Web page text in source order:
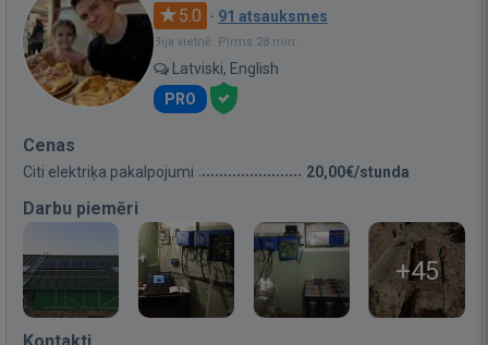
5.0 · 91 atsauksmes
Bija vietnē: Pirms 28 min.
Latviski, English
PRO
Cenas
Citi elektriķa pakalpojumi 20,00€/stunda
Darbu piemēri
+45